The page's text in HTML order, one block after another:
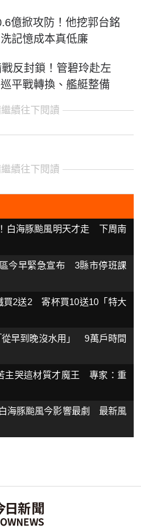
億掀攻防！他挖郭台銘
記憶成本真低廉
反封鎖！管碧玲赴左
平戰轉換、艦艇整備
續往下閱讀
續往下閱讀
白海豚颱風明天才走 下周南
今早緊急宣布 3縣市停班課
買2送2 寄杯買10送10「特大
從早到晚沒水用」 9萬戶時間
主哭這材質才魔王 專家：重
海豚颱風今影響最劇 最新風